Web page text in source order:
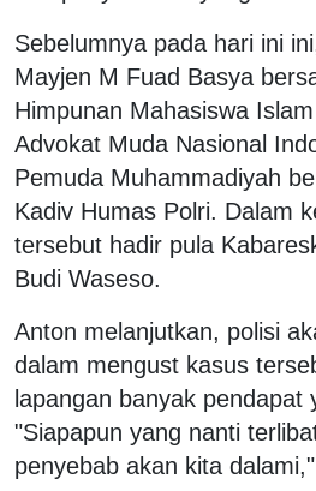
Sebelumnya pada hari ini
Mayjen M Fuad Basya
Himpunan Mahasiswa
Advokat Muda Nasional
Pemuda Muhammadiyah
Kadiv Humas Polri. Dalam
tersebut hadir pula
Budi Waseso.
Anton melanjutkan, polisi
dalam mengust kasus
lapangan banyak pendapat
"Siapapun yang nanti
penyebab akan kita